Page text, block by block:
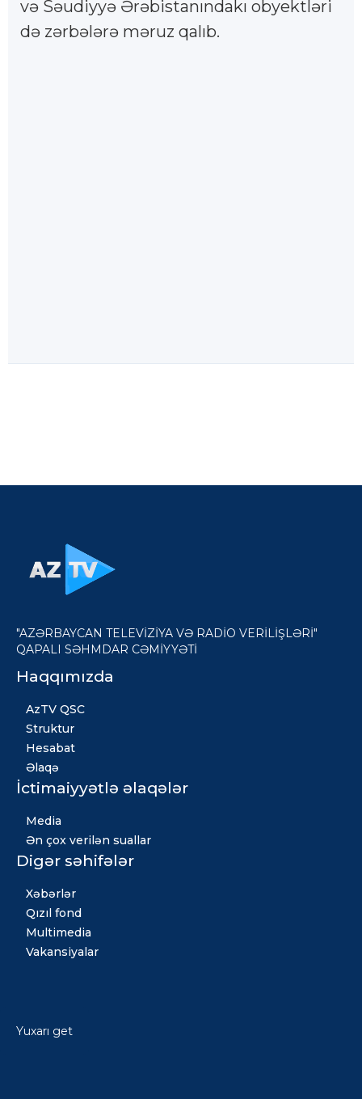
və Səudiyyə Ərəbistanındakı obyektləri
də zərbələrə məruz qalıb.
"AZƏRBAYCAN TELEVİZİYA VƏ RADİO VERİLİŞLƏRİ"
QAPALI SƏHMDAR CƏMİYYƏTİ
Haqqımızda
AzTV QSC
Struktur
Hesabat
Əlaqə
İctimaiyyətlə əlaqələr
Media
Ən çox verilən suallar
Digər səhifələr
Xəbərlər
Qızıl fond
Multimedia
Vakansiyalar
Yuxarı get